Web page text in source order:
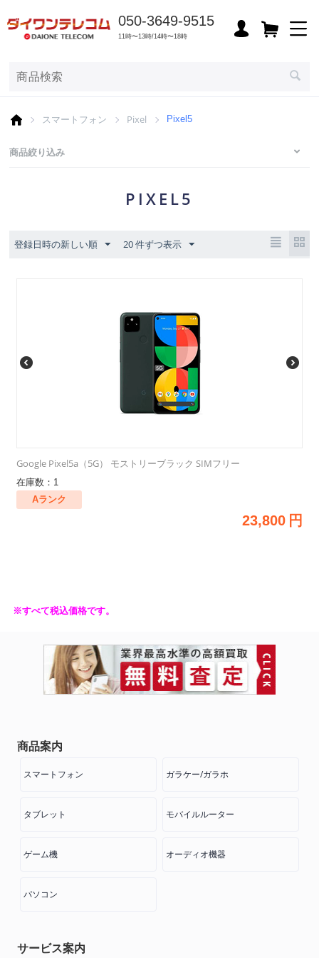
050-3649-9515
11時〜13時/14時〜18時
スマートフォン Pixel Pixel5
商品絞り込み
PIXEL5
登録日時の新しい順 20 件ずつ表示
Google Pixel5a（5G） モストリーブラック SIMフリー
在庫数：1
Aランク
23,800 円
※すべて税込価格です。
商品案内
スマートフォン ガラケー/ガラホ
タブレット モバイルルーター
ゲーム機 オーディオ機器
パソコン
サービス案内